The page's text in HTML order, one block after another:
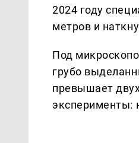
2024 году
метров и
Под
грубо
превышает
эксперименты: